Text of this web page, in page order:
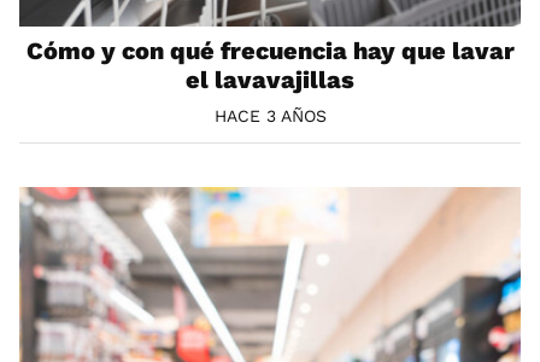
Cómo y con qué frecuencia hay que lavar
el lavavajillas
HACE 3 AÑOS